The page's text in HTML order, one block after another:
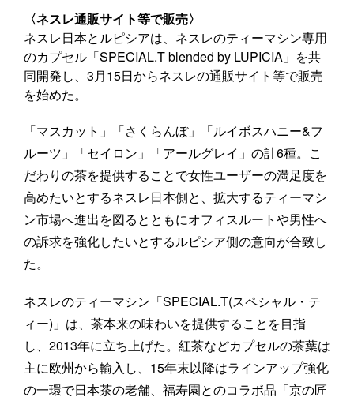
〈ネスレ通販サイト等で販売〉
ネスレ日本とルピシアは、ネスレのティーマシン専用
のカプセル「SPECIAL.T blended by LUPICIA」を共
同開発し、3月15日からネスレの通販サイト等で販売
を始めた。
「マスカット」「さくらんぼ」「ルイボスハニー&フ
ルーツ」「セイロン」「アールグレイ」の計6種。こ
だわりの茶を提供することで女性ユーザーの満足度を
高めたいとするネスレ日本側と、拡大するティーマシ
ン市場へ進出を図るとともにオフィスルートや男性へ
の訴求を強化したいとするルピシア側の意向が合致し
た。
ネスレのティーマシン「SPECIAL.T(スペシャル・テ
ィー)」は、茶本来の味わいを提供することを目指
し、2013年に立ち上げた。紅茶などカプセルの茶葉は
主に欧州から輸入し、15年末以降はラインアップ強化
の一環で日本茶の老舗、福寿園とのコラボ品「京の匠